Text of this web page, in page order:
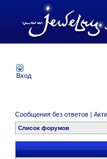
Вход
Сообщения без ответов |
Список форумов